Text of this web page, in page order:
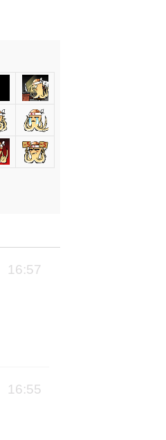
16:57
16:55